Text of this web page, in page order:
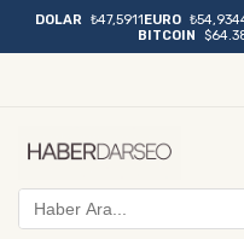
DOLAR ₺47,5911EURO
BITCOIN